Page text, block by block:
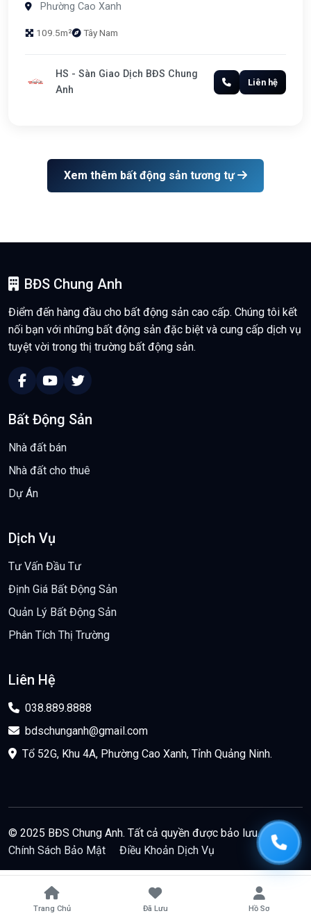
Phường Cao Xanh
109.5m² Tây Nam
HS - Sàn Giao Dịch BĐS Chung
Anh
Liên hệ
Xem thêm bất động sản tương tự
Trang Chủ Đã Lưu Hồ Sơ
BĐS Chung Anh
Điểm đến hàng đầu cho bất động sản cao cấp. Chúng tôi kết
nối bạn với những bất động sản đặc biệt và cung cấp dịch vụ
tuyệt vời trong thị trường bất động sản.
Bất Động Sản
Nhà đất bán
Nhà đất cho thuê
Dự Án
Dịch Vụ
Tư Vấn Đầu Tư
Định Giá Bất Động Sản
Quản Lý Bất Động Sản
Phân Tích Thị Trường
Liên Hệ
038.889.8888
bdschunganh@gmail.com
Tổ 52G, Khu 4A, Phường Cao Xanh, Tỉnh Quảng Ninh.
© 2025 BĐS Chung Anh. Tất cả quyền được bảo lưu.
Chính Sách Bảo Mật
Điều Khoản Dịch Vụ